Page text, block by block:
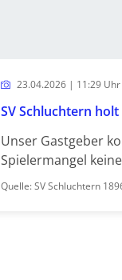
23.04.2026 | 11:29 Uhr
SV Schluchtern
Unser Gastgeber
Spielermangel
Quelle: SV Schluchtern